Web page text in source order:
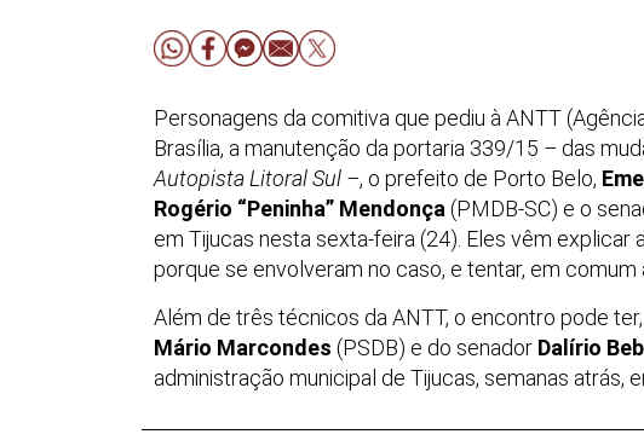
Personagens da comitiva que pediu à ANTT
Brasília, a manutenção da portaria 339/15 – das
Autopista Litoral Sul –, o prefeito de Porto Belo,
Rogério “Peninha” Mendonça (PMDB-SC) e o
em Tijucas nesta sexta-feira (24). Eles vêm explicar
porque se envolveram no caso, e tentar, em
Além de três técnicos da ANTT, o encontro pode
Mário Marcondes (PSDB) e do senador Dalírio
administração municipal de Tijucas, semanas atrás,